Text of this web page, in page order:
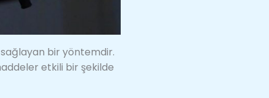
sağlayan bir yöntemdir.
etkili bir şekilde